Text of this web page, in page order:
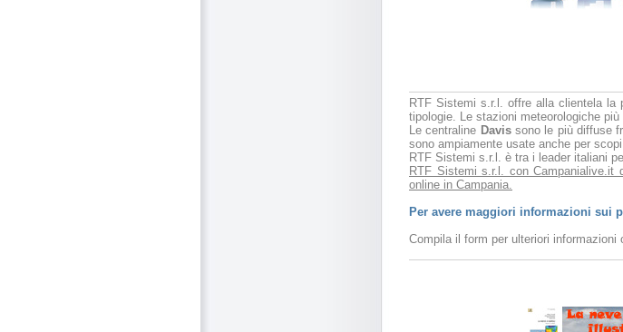
RTF Sistemi s.r.l. offre alla clientela la
tipologie. Le stazioni meteorologiche
Le centraline Davissono le più diffuse
sono ampiamente usate anche per scopi
RTF Sistemi s.r.l. è tra i leader italiani
RTF Sistemi s.r.l. con Campanialive.it
online in Campania.
Per avere maggiori informazioni sui
Compila il form per ulteriori